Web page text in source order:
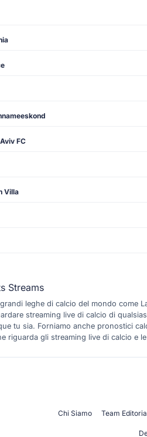
FC
Villa
Streams
leghe di calcio del mondo come
streaming live di calcio di
tu sia. Forniamo anche pronostici
riguarda gli streaming live di calcio e
Chi Siamo Team